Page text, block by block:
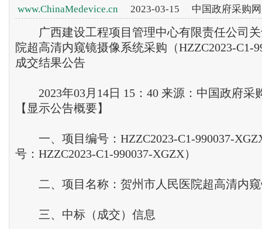
www.ChinaMedevice.cn2023-03-15 中国政府采购
广西建设工程项目管理中心有限责任公司关
院超高清内窥镜摄像系统采购（HZZC2023-C1-
成交结果公告
2023年03月14日 15：40 来源：中国政府采
【显示公告概要】
一、项目编号：HZZC2023-C1-990037-
号：HZZC2023-C1-990037-XGZX）
二、项目名称：贺州市人民医院超高清内窥
三、中标（成交）信息